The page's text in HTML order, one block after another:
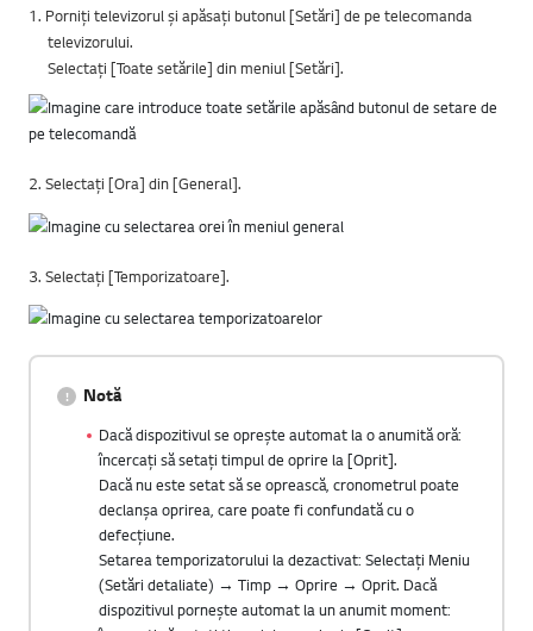
1. Porniți televizorul și apăsați butonul [Setări] de pe telecomanda
televizorului.
Selectați [Toate setările] din meniul [Setări].
2. Selectați [Ora] din [General].
3. Selectați [Temporizatoare].
Notă
Dacă dispozitivul se oprește automat la o anumită oră:
încercați să setați timpul de oprire la [Oprit].
Dacă nu este setat să se oprească, cronometrul poate
declanșa oprirea, care poate fi confundată cu o
defecțiune.
Setarea temporizatorului la dezactivat: Selectați Meniu
(Setări detaliate) → Timp → Oprire → Oprit. Dacă
dispozitivul pornește automat la un anumit moment: